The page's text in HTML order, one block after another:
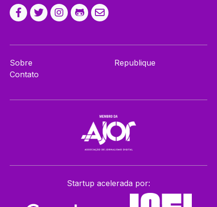
Sobre
Contato
Republique
Startup acelerada por: